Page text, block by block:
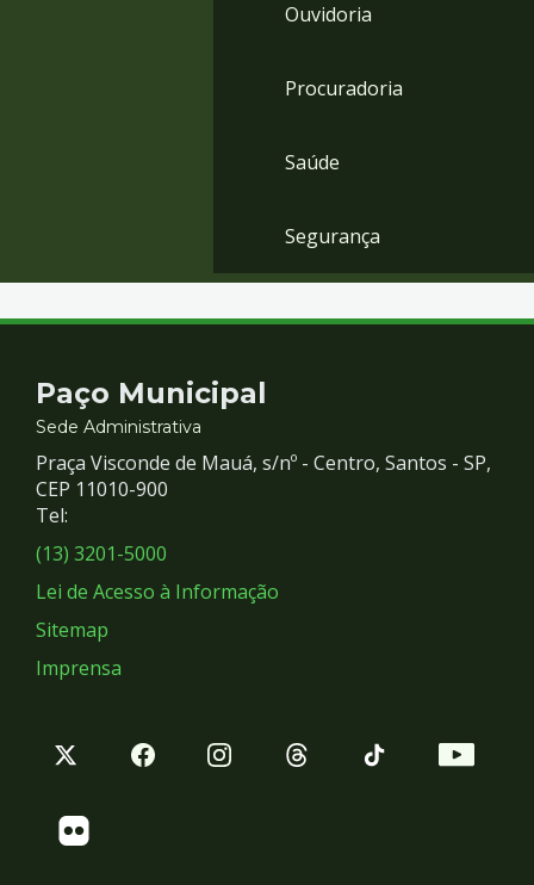
Ouvidoria
Procuradoria
Saúde
Segurança
Contato
e
Redes
Sociais
Paço Municipal
Sede Administrativa
Praça Visconde de Mauá, s/nº - Centro, Santos - SP,
CEP 11010-900
Tel:
(13) 3201-5000
Lei de Acesso à Informação
Sitemap
Imprensa